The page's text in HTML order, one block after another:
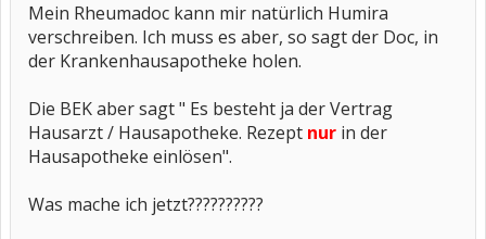
Mein Rheumadoc kann mir natürlich Humira
verschreiben. Ich muss es aber, so sagt der Doc, in
der Krankenhausapotheke holen.
Die BEK aber sagt " Es besteht ja der Vertrag
Hausarzt / Hausapotheke. Rezept nur in der
Hausapotheke einlösen".
Was mache ich jetzt??????????